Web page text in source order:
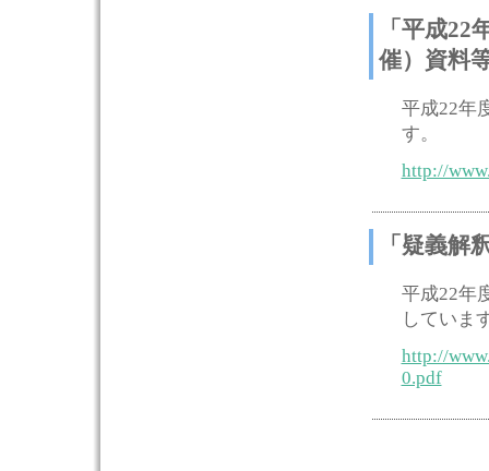
「平成
催）資料
平成22年
す。
http://
「疑義解
平成22年
していま
http://
0.pdf